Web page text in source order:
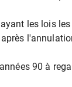
les lois
90 à